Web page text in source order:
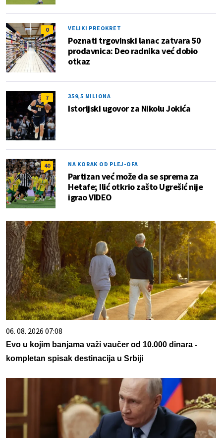
0 VELIKI PREOKRET
Poznati trgovinski lanac zatvara 50
prodavnica: Deo radnika već dobio
otkaz
7 359,5 MILIONA
Istorijski ugovor za Nikolu Jokića
40 NA KORAK OD PLEJ-OFA
Partizan već može da se sprema za
Hetafe; Ilić otkrio zašto Ugrešić nije
igrao VIDEO
06. 08. 2026 07:08
Evo u kojim banjama važi vaučer od 10.000 dinara -
kompletan spisak destinacija u Srbiji